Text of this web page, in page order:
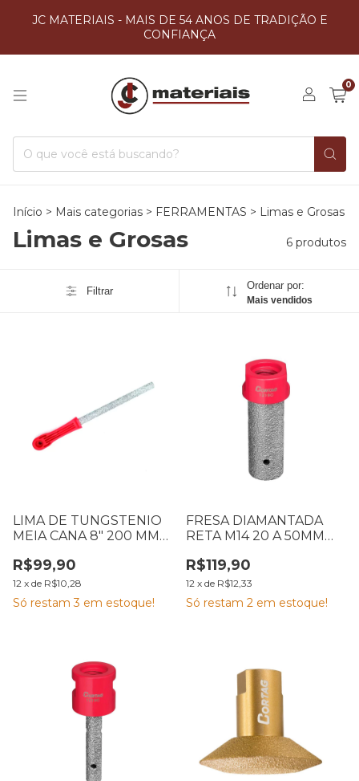
JC MATERIAIS - MAIS DE 54 ANOS DE TRADIÇÃO E
CONFIANÇA
0
Início > Mais categorias > FERRAMENTAS > Limas e Grosas
Limas e Grosas 6 produtos
Filtrar Ordenar por:
Mais vendidos
LIMA DE TUNGSTENIO
MEIA CANA 8″ 200 MM
R$99,90
12 x de R$10,28
Só restam3 em estoque!
FRESA DIAMANTADA
RETA M14 20 A 50MM
60206
R$119,90
12 x de R$12,33
Só restam 2 em estoque!